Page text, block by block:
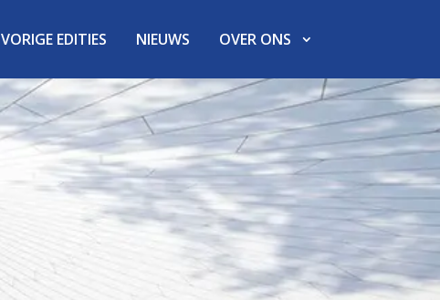
VORIGE EDITIES NIEUWS OVER ONS